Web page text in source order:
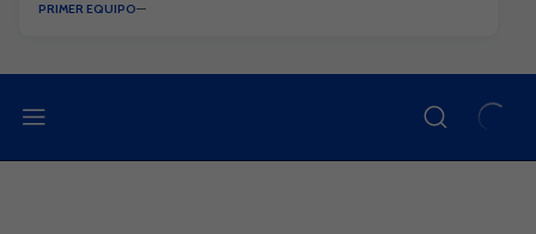
PRIMER EQUIPO